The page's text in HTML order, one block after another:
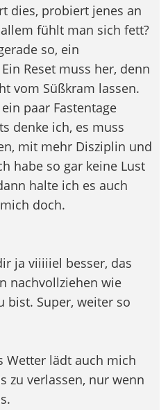
dies, probiert jenes an
fühlt man sich fett?
so, ein
Reset muss her, denn
vom Süßkram lassen.
paar Fastentage
denke ich, es muss
mit mehr Disziplin und
habe so gar keine Lust
halte ich es auch
doch.
ja viiiiiel besser, das
nachvollziehen wie
bist. Super, weiter so
Wetter lädt auch mich
zu verlassen, nur wenn